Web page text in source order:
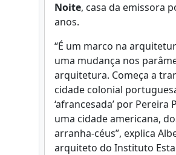
Noite, casa da emissora
anos.
“É um marco na
uma mudança nos
arquitetura. Começa a
cidade colonial
‘afrancesada’ por Pereira
uma cidade americana,
arranha-céus”, explica
arquiteto do Instituto